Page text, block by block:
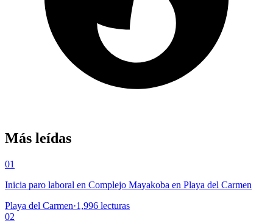
Más leídas
01
Inicia paro laboral en Complejo Mayakoba en Playa del Carmen
Playa del Carmen·1,996 lecturas
02